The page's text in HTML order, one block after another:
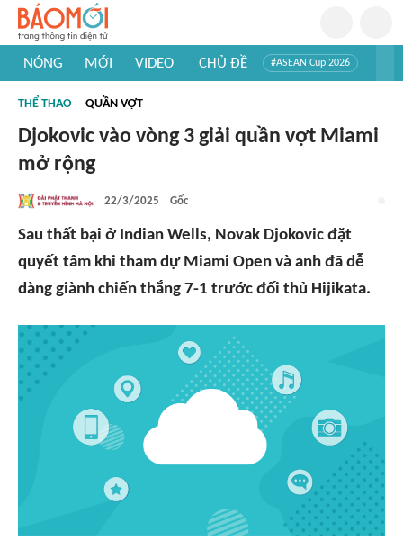
NÓNG MỚI VIDEO CHỦ ĐỀ #ASEAN Cup 2026
#Khám phá thế giới
THỂ THAO QUẦN VỢT
Djokovic vào vòng 3 giải quần vợt Miami
mở rộng
22/3/2025 Gốc
Sau thất bại ở Indian Wells, Novak Djokovic đặt
quyết tâm khi tham dự Miami Open và anh đã dễ
dàng giành chiến thắng 7-1 trước đối thủ Hijikata.